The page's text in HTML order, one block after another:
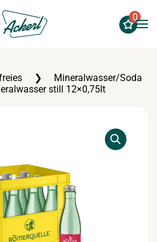
0
Mineralwasser/Soda
still 12×0,75lt